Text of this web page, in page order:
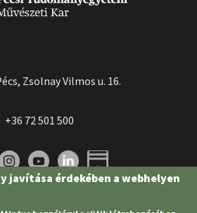
Zsolnay Vilmos u. 16.
+36 72 501 500
javítása érdekében a webhelyen